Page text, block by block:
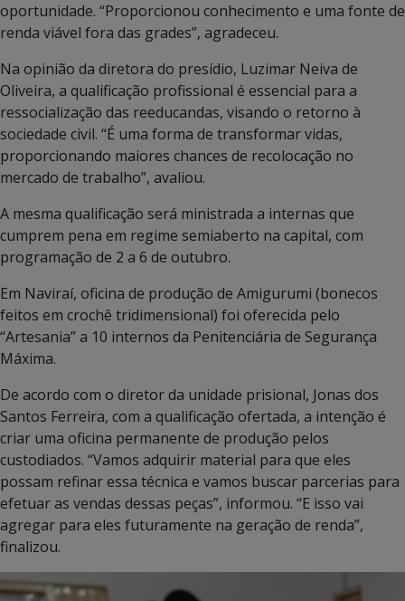
oportunidade. “Proporcionou conhecimento e uma fonte de
renda viável fora das grades”, agradeceu.
Na opinião da diretora do presídio, Luzimar Neiva de
Oliveira, a qualificação profissional é essencial para a
ressocialização das reeducandas, visando o retorno à
sociedade civil. “É uma forma de transformar vidas,
proporcionando maiores chances de recolocação no
mercado de trabalho”, avaliou.
A mesma qualificação será ministrada a internas que
cumprem pena em regime semiaberto na capital, com
programação de 2 a 6 de outubro.
Em Naviraí, oficina de produção de Amigurumi (bonecos
feitos em crochê tridimensional) foi oferecida pelo
“Artesania” a 10 internos da Penitenciária de Segurança
Máxima.
De acordo com o diretor da unidade prisional, Jonas dos
Santos Ferreira, com a qualificação ofertada, a intenção é
criar uma oficina permanente de produção pelos
custodiados. “Vamos adquirir material para que eles
possam refinar essa técnica e vamos buscar parcerias para
efetuar as vendas dessas peças”, informou. “E isso vai
agregar para eles futuramente na geração de renda”,
finalizou.